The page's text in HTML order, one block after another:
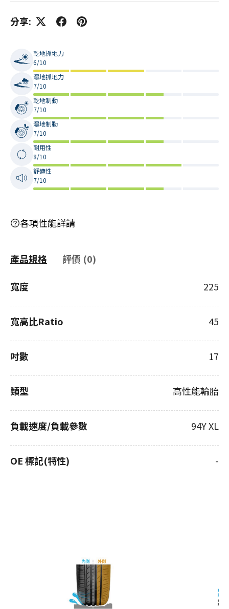
分享:
乾地抓地力
6/10
濕地抓地力
7/10
乾地制動
7/10
濕地制動
7/10
耐用性
8/10
舒適性
7/10
各項性能詳請
產品規格 評價 (0)
寬度 225
寬高比Ratio 45
吋數 17
類型 高性能輪胎
負載速度/負載參數 94Y XL
OE 標記(特性) -